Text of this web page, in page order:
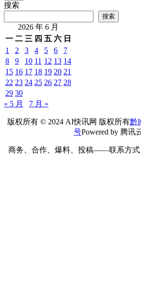
搜索
搜索
2026 年 6 月
一 二 三 四 五 六 日
1
2 3 4 5 6
7
8
9 10 11 12 13 14
15 16 17 18 19 20 21
22 23 24 25 26 27 28
29 30
« 5 月
7 月 »
版权所有 © 2024 AI快讯网 版权所有黔
号Powered by 腾讯
商务、合作、爆料、投稿——联系方式